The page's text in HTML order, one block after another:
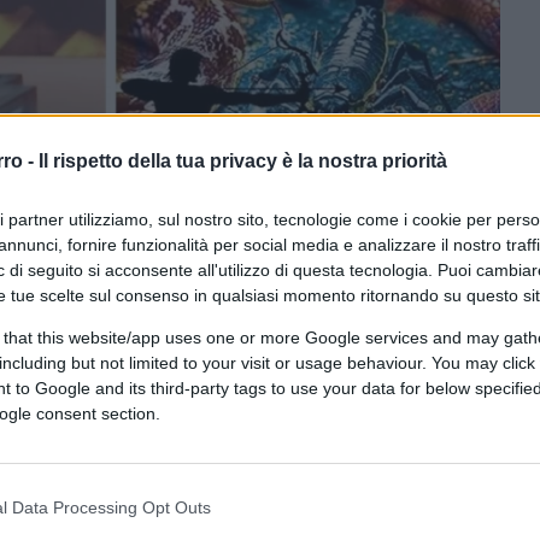
- Il rispetto della tua privacy è la nostra priorità
partner utilizziamo, sul nostro sito, tecnologie come i cookie per
fornire funzionalità per social media e analizzare il nostro
di seguito si acconsente all'utilizzo di questa tecnologia. Puoi
tue scelte sul consenso in qualsiasi momento ritornando su questo
that this website/app uses one or more Google services and may
but not limited to your visit or usage behaviour. You may
to Google and its third-party tags to use your data for below
consent section.
Data Processing Opt Outs
CLICCA QUI
Di notte, perché uccide solo con il calare